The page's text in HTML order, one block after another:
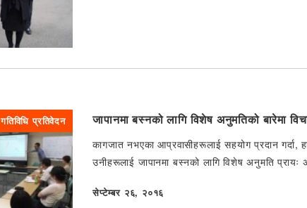
गतिविधि प्रतिवेदन जापानमा बस्नको लागि विशेष अनुमतिको बारेमा
कागजात नभएका आप्रवासीहरूलाई सहयोग प्रदान गर्दा,
उनीहरूलाई जापानमा बस्नको लागि विशेष अनुमति
प्रकाशित
सेप्टेम्बर २६, २०१६